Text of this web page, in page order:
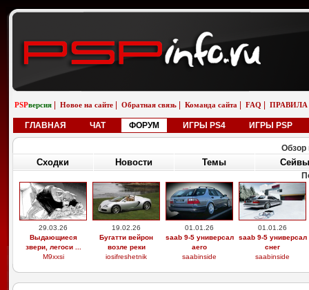
PSPверсия Новое на сайте Обратная связь Команда сайта FAQ ПРАВИЛА
ГЛАВНАЯ ЧАТ ФОРУМ ИГРЫ PS4 ИГРЫ PSP
Обзор
Сходки Новости Темы Сейвы
13.07.14
Cloudy with a
Chance of M ...
.:Canon:.
13.07.14
Asphalt 2 Urban GT
.:Canon:.
13.07.14
Tekken 5: Dark
Resurrecti ...
.:Canon:.
13.07.14
Tekken 5: Dark
Resurrecti ...
.:Canon:.